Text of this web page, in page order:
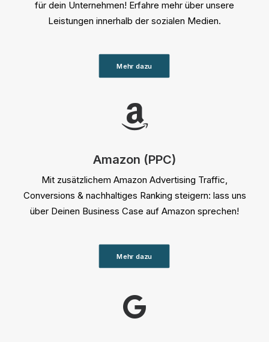
für dein Unternehmen! Erfahre mehr über unsere
Leistungen innerhalb der sozialen Medien.
Mehr dazu
Amazon (PPC)
Mit zusätzlichem Amazon Advertising Traffic,
Conversions & nachhaltiges Ranking steigern: lass uns
über Deinen Business Case auf Amazon sprechen!
Mehr dazu